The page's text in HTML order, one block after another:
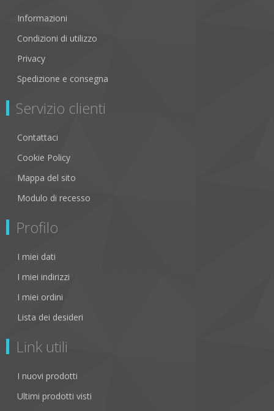
Informazioni
Condizioni di utilizzo
Privacy
Spedizione e consegna
Servizio clienti
Contattaci
Cookie Policy
Mappa del sito
Modulo di recesso
Profilo
I miei dati
I miei indirizzi
I miei ordini
Lista dei desideri
Link utili
I nuovi prodotti
Ultimi prodotti visti